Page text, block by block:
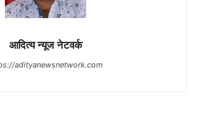
आदित्य न्यूज नेटवर्क
adityanewsnetwork.com